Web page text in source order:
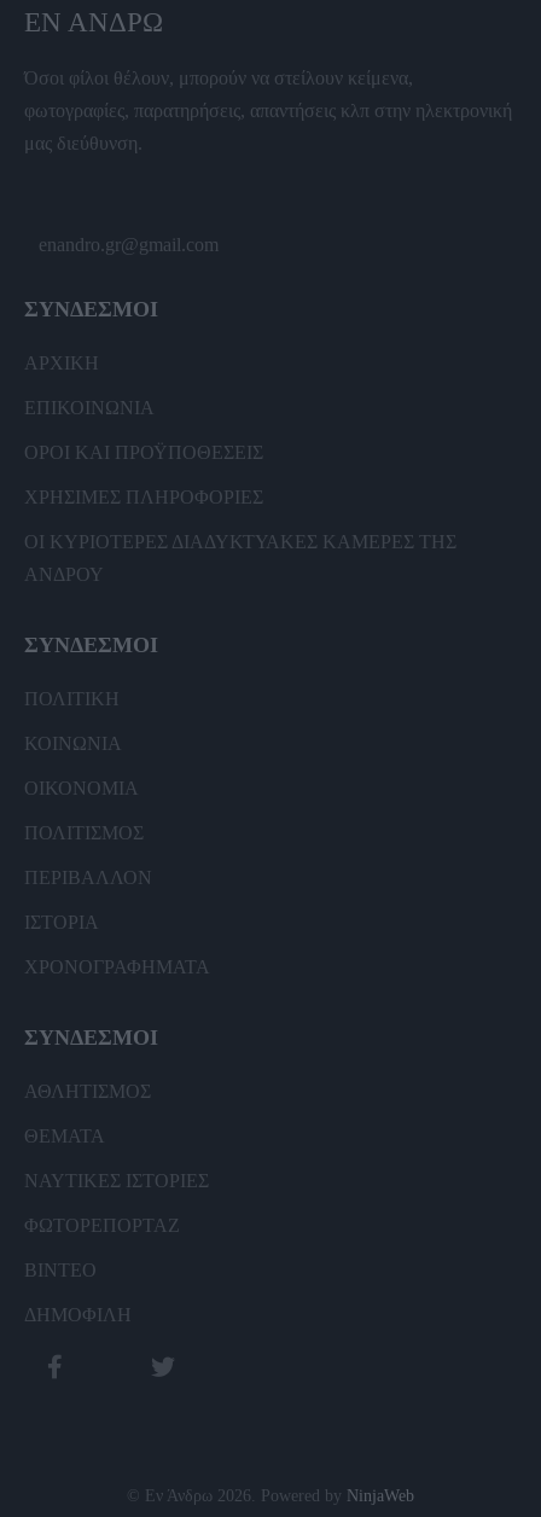
ΕΝ ΆΝΔΡΩ
Όσοι φίλοι θέλουν, μπορούν να στείλουν κείμενα,
φωτογραφίες, παρατηρήσεις, απαντήσεις κλπ στην ηλεκτρονική
μας διεύθυνση.
enandro.gr@gmail.com
ΣΥΝΔΕΣΜΟΙ
ΑΡΧΙΚΗ
ΕΠΙΚΟΙΝΩΝΙΑ
ΟΡΟΙ ΚΑΙ ΠΡΟΫΠΟΘΕΣΕΙΣ
ΧΡΗΣΙΜΕΣ ΠΛΗΡΟΦΟΡΙΕΣ
ΟΙ ΚΥΡΙΟΤΕΡΕΣ ΔΙΑΔΥΚΤΥΑΚΕΣ ΚΑΜΕΡΕΣ ΤΗΣ
ΑΝΔΡΟΥ
ΣΥΝΔΕΣΜΟΙ
ΠΟΛΙΤΙΚΗ
ΚΟΙΝΩΝΙΑ
ΟΙΚΟΝΟΜΙΑ
ΠΟΛΙΤΙΣΜΟΣ
ΠΕΡΙΒΑΛΛΟΝ
ΙΣΤΟΡΙΑ
ΧΡΟΝΟΓΡΑΦΗΜΑΤΑ
ΣΥΝΔΕΣΜΟΙ
ΑΘΛΗΤΙΣΜΟΣ
ΘΕΜΑΤΑ
ΝΑΥΤΙΚΕΣ ΙΣΤΟΡΙΕΣ
ΦΩΤΟΡΕΠΟΡΤΑΖ
ΒΙΝΤΕΟ
ΔΗΜΟΦΙΛΗ
© Εν Άνδρω 2026. Powered by NinjaWeb